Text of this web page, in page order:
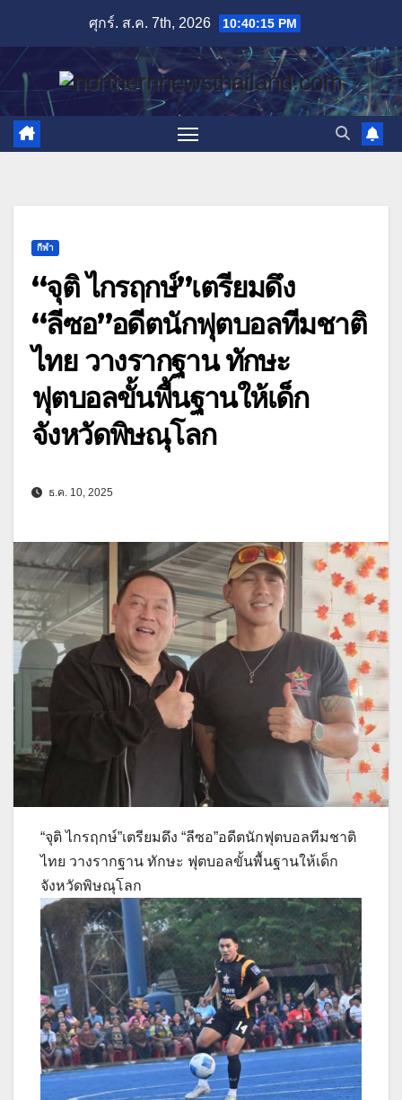
content
ศุกร์. ส.ค. 7th, 2026 10:40:16 PM
กีฬา
“จุติ ไกรฤกษ์”เตรียมดึง
“ลีซอ”อดีตนักฟุตบอลทีมชาติ
ไทย วางรากฐาน ทักษะ
ฟุตบอลขั้นพื้นฐานให้เด็ก
จังหวัดพิษณุโลก
ธ.ค. 10, 2025
“จุติ ไกรฤกษ์”เตรียมดึง “ลีซอ”อดีตนักฟุตบอลทีมชาติ
ไทย วางรากฐาน ทักษะ ฟุตบอลขั้นพื้นฐานให้เด็ก
จังหวัดพิษณุโลก